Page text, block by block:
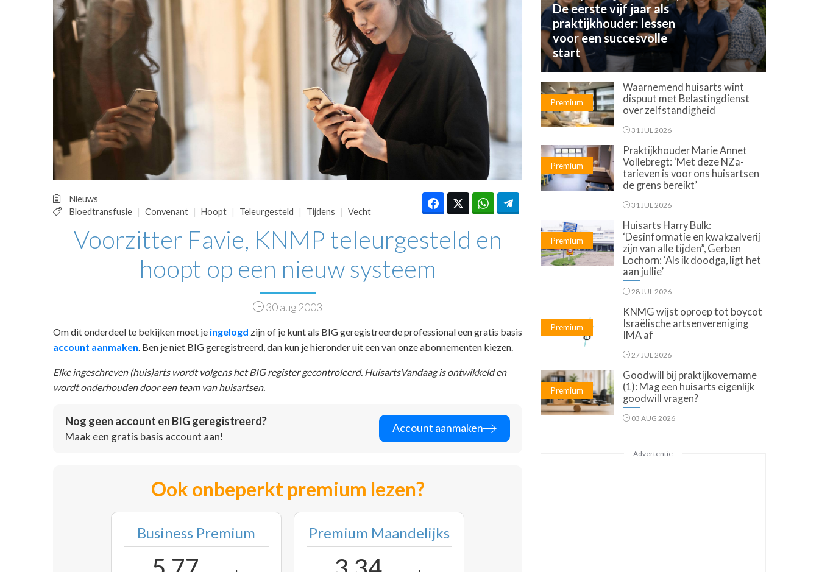
HUISARTSENPOST
PRAKTIJKZAKEN
VPHUISARTSEN
MEDISCHE VAKHANDEL
REGISTRATIE
Nieuws
Bloedtransfusie
Convenant Hoopt Teleurgesteld Tijdens Vecht
Voorzitter Favie, KNMP teleurgesteld en
hoopt op een nieuw systeem
30 aug 2003
Om dit onderdeel te bekijken moet je ingelogd zijn of je kunt als BIG geregistreerde professional een gratis basis
account aanmaken . Ben je niet BIG geregistreerd, dan kun je hieronder uit een van onze abonnementen kiezen.
Elke ingeschreven (huis)arts wordt volgens het BIG register gecontroleerd. HuisartsVandaag is ontwikkeld en
wordt onderhouden door een team van huisartsen.
Nog geen account en BIG geregistreerd?
Maak een gratis basis account aan!
Account aanmaken
Ook onbeperkt premium lezen?
Business Premium Premium Maandelijks
De eerste vijf jaar als
praktijkhouder: lessen
voor een succesvolle
start
Premium
Waarnemend huisarts wint
dispuut met Belastingdienst
over zelfstandigheid
31 JUL 2026
Premium
Praktijkhouder Marie Annet
Vollebregt: ‘Met deze NZa-
tarieven is voor ons huisartsen
de grens bereikt’
31 JUL 2026
Premium
Huisarts Harry Bulk:
‘Desinformatie en kwakzalverij
zijn van alle tijden”, Gerben
Lochorn: ‘Als ik doodga, ligt het
aan jullie’
28 JUL 2026
Premium
KNMG wijst oproep tot boycot
Israëlische artsenvereniging
IMA af
27 JUL 2026
Premium
Goodwill bij praktijkovername
(1): Mag een huisarts eigenlijk
goodwill vragen?
03 AUG 2026
Advertentie